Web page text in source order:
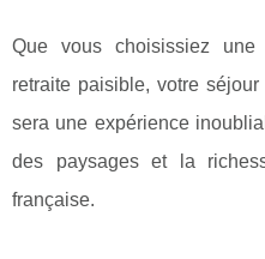
Que vous choisissiez
retraite paisible, votre
sera une expérience
des paysages et la
française.